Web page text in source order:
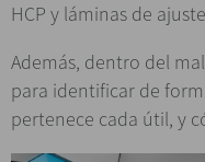
HCP y láminas de
Además, dentro del
para identificar de
pertenece cada útil, y